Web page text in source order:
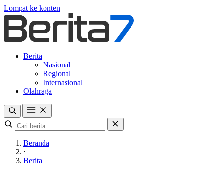
Lompat ke konten
Berita
Nasional
Regional
Internasional
Olahraga
Beranda
·
Berita